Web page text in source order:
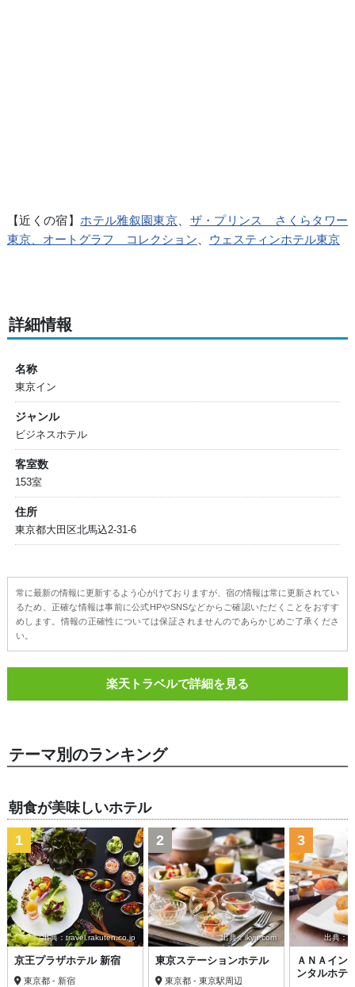
【近くの宿】 ホテル雅叙園東京
ザ・プリンス さくらタワー
東京、オートグラフ コレクション
ウェスティンホテル東京
詳細情報
名称
東京イン
ジャンル
ビジネスホテル
客室数
153室
住所
東京都大田区北馬込2-31-6
常に最新の情報に更新するよう心がけておりますが、宿の情報は常に更新されてい
るため、正確な情報は事前に公式HPやSNSなどからご確認いただくことをおすす
めします。情報の正確性については保証されませんのであらかじめご了承くださ
い。
楽天トラベルで詳細を見る
テーマ別のランキング
朝食が美味しいホテル
出典：travel.rakuten.co.jp
1
京王プラザホテル 新宿
東京都 - 新宿
出典：ikyu.com
2
東京ステーションホテル
東京都 - 東京駅周辺
出典：
3
ＡＮＡイン
ンタルホテ